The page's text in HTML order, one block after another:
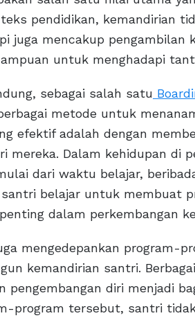
pendidikan, kemandirian
juga mencakup pengambilan
untuk menghadapi
sebagai salah satu
metode untuk
efektif adalah dengan
mereka. Dalam kehidupan di
dari waktu belajar,
belajar untuk membuat
dalam perkembangan
mengedepankan program-
kemandirian santri.
pengembangan diri menjadi
program tersebut, santri